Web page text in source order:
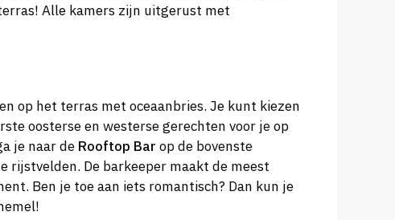
Alle kamers zijn uitgerust met
op het terras met oceaanbries. Je kunt kiezen
oosterse en westerse gerechten voor je op
je naar de Rooftop Bar op de bovenste
rijstvelden. De barkeeper maakt de meest
Ben je toe aan iets romantisch? Dan kun je